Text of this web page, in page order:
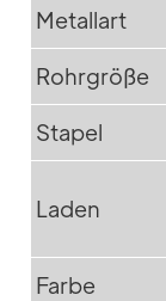
Metallart
Rohrgröße
Stapel
Laden
Farbe